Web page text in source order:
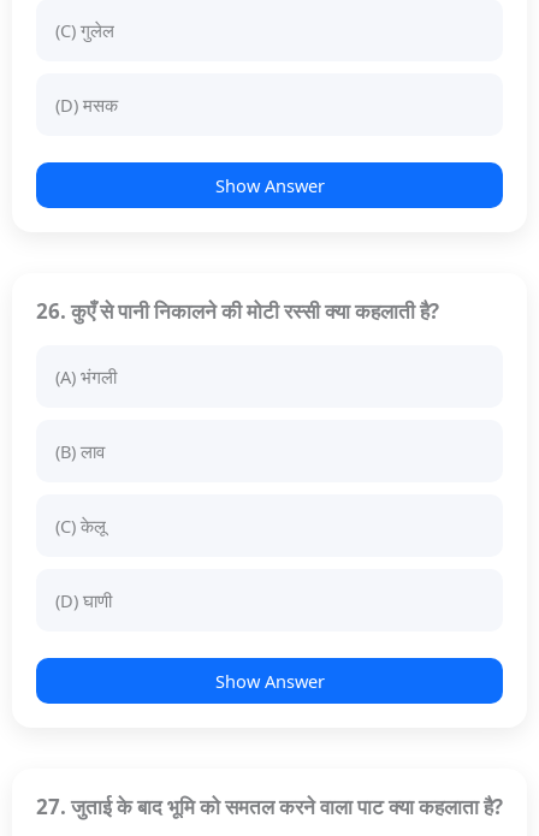
(C) गुलेल
(D) मसक
Show Answer
26. कुएँ से पानी निकालने की मोटी रस्सी क्या कहलाती है?
(A) भंगली
(B) लाव
(C) केलू
(D) घाणी
Show Answer
27. जुताई के बाद भूमि को समतल करने वाला पाट क्या कहलाता है?